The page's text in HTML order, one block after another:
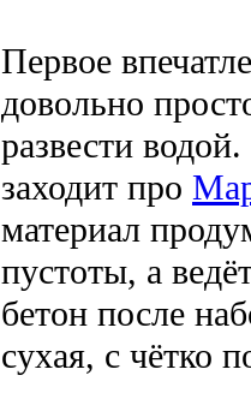
Первое
довольно
развести
заходит про
материал
пустоты, а
бетон после
сухая, с чётко